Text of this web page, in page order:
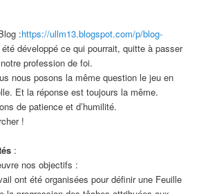
:https://ullm13.blogspot.com/p/blog-
développé ce qui pourrait, quitte à passer
profession de foi.
nous posons la même question le jeu en
Et la réponse est toujours la même.
de patience et d’humilité.
!
:
nos objectifs :
ont été organisées pour définir une Feuille